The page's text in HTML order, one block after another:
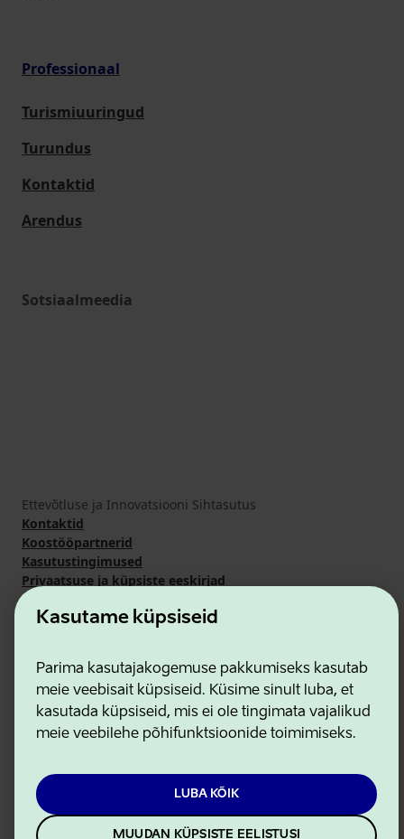
Kasutame küpsiseid
Parima kasutajakogemuse pakkumiseks kasutab
meie veebisait küpsiseid. Küsime sinult luba, et
kasutada küpsiseid, mis ei ole tingimata vajalikud
meie veebilehe põhifunktsioonide toimimiseks.
LUBA KÕIK
MUUDAN KÜPSISTE EELISTUSI
Professionaal
Turismiuuringud
Turundus
Kontaktid
Arendus
Sotsiaalmeedia
Ettevõtluse ja Innovatsiooni Sihtasutus
Kontaktid
Koostööpartnerid
Kasutustingimused
Privaatsuse ja küpsiste eeskirjad